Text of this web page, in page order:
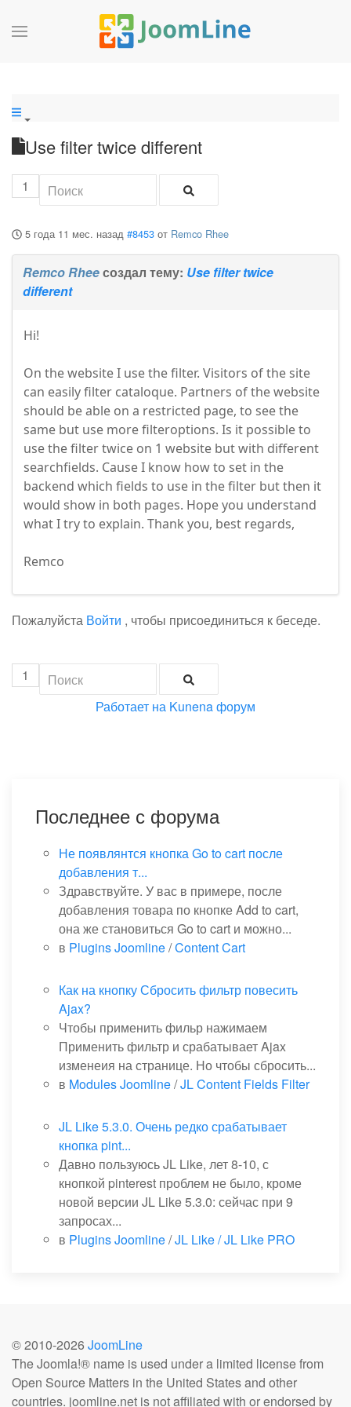
Use filter twice different
1
5 года 11 мес. назад #8453 от Remco Rhee
Remco Rheeсоздал тему: Use filter twice
different
Hi!
On the website I use the filter. Visitors of the site
can easily filter cataloque. Partners of the website
should be able on a restricted page, to see the
same but use more filteroptions. Is it possible to
use the filter twice on 1 website but with different
searchfields. Cause I know how to set in the
backend which fields to use in the filter but then it
would show in both pages. Hope you understand
what I try to explain. Thank you, best regards,
Remco
Пожалуйста Войти , чтобы присоединиться к беседе.
1
Работает на Kunena форум
Последнее с форума
Не появлянтся кнопка Go to cart после
добавления т...
Здравствуйте. У вас в примере, после
добавления товара по кнопке Add to cart,
она же становиться Go to cart и можно...
в Plugins Joomline/Content Cart
Как на кнопку Сбросить фильтр повесить
Ajax?
Чтобы применить фильр нажимаем
Применить фильтр и срабатывает Ajax
изменеия на странице. Но чтобы сбросить...
в Modules Joomline/JL Content Fields Filter
JL Like 5.3.0. Очень редко срабатывает
кнопка pint...
Давно пользуюсь JL Like, лет 8-10, с
кнопкой pinterest проблем не было, кроме
новой версии JL Like 5.3.0: сейчас при 9
запросах...
в Plugins Joomline/JL Like / JL Like PRO
© 2010-2026 JoomLine
The Joomla!® name is used under a limited license from
Open Source Matters in the United States and other
countries. joomline.net is not affiliated with or endorsed by